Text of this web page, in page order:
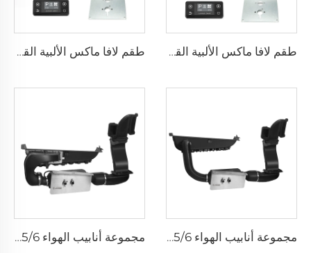
طقم لافا ماكس الألبية القياسي بقدرة ٥ كيلوواط طقم لافا ماكس الألبية القياسي بقدرة ٢ كيلوواط
مجموعة أنابيب الهواء T5/6 - قياسي مجموعة أنابيب الهواء T5/6 - فاخر